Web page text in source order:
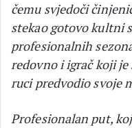
čemu svjedoči
stekao gotovo kultni
profesionalnih
redovno i igrač koji
ruci predvodio svoje
Profesionalan put,